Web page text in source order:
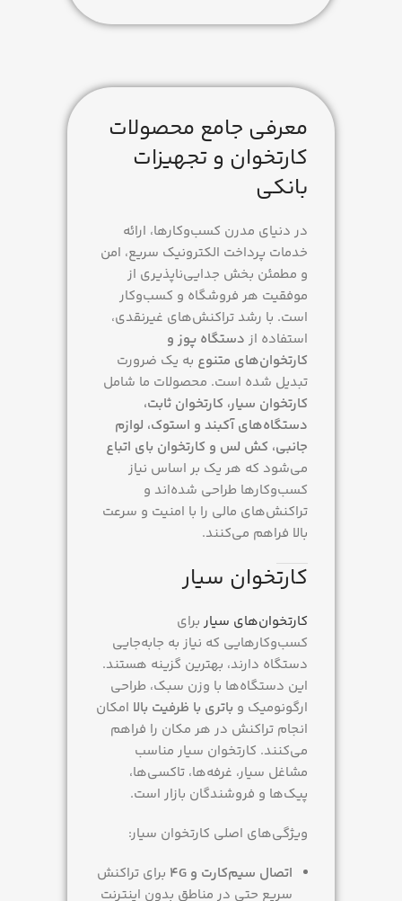
350 گرم
alited
نحوه ارتباط
نسل شبکه 4G
معرفی جامع محصولات
کارتخوان و تجهیزات
بانکی
در دنیای مدرن کسب‌وکارها، ارائه
خدمات پرداخت الکترونیک سریع، امن
و مطمئن بخش جدایی‌ناپذیری از
موفقیت هر فروشگاه و کسب‌وکار
است. با رشد تراکنش‌های غیرنقدی،
استفاده از دستگاه پوز و
کارتخوان‌های متنوع به یک ضرورت
تبدیل شده است. محصولات ما شامل
کارتخوان سیار، کارتخوان ثابت،
دستگاه‌های آکبند و استوک، لوازم
جانبی، کش لس و کارتخوان بای اتباع
می‌شود که هر یک بر اساس نیاز
کسب‌وکارها طراحی شده‌اند و
تراکنش‌های مالی را با امنیت و سرعت
بالا فراهم می‌کنند.
کارتخوان سیار
کارتخوان‌های سیار برای
کسب‌وکارهایی که نیاز به جابه‌جایی
دستگاه دارند، بهترین گزینه هستند.
این دستگاه‌ها با وزن سبک، طراحی
ارگونومیک و باتری با ظرفیت بالا امکان
انجام تراکنش در هر مکان را فراهم
می‌کنند. کارتخوان سیار مناسب
مشاغل سیار، غرفه‌ها، تاکسی‌ها،
پیک‌ها و فروشندگان بازار است.
ویژگی‌های اصلی کارتخوان سیار:
اتصال سیم‌کارت و 4G
برای تراکنش
سریع حتی در مناطق بدون اینترنت